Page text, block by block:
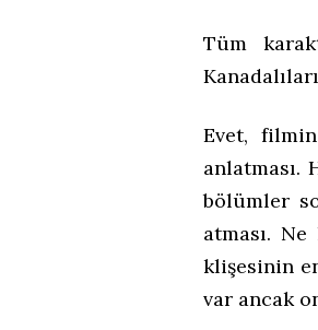
Tüm
Evet,
anlatması.
bölümler
atması.
klişesinin
var ancak